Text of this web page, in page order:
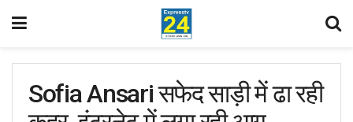
Sofia Ansari सफेद साड़ी में ढा रही